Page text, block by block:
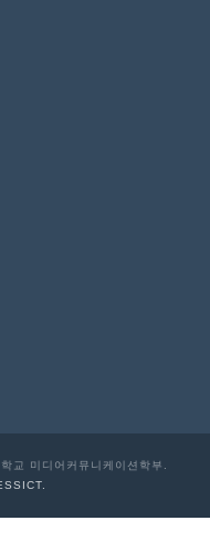
미디어커뮤니케이션학부.